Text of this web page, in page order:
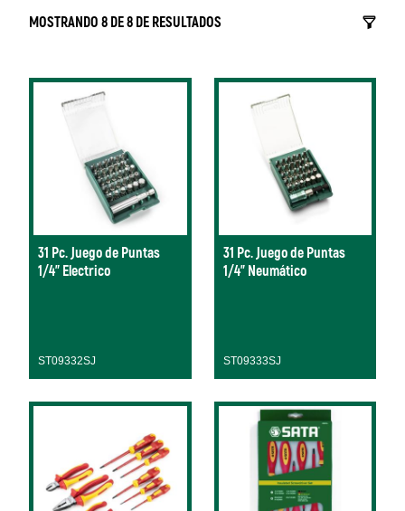
MOSTRANDO 8 DE 8 DE RESULTADOS
31 Pc. Juego de Puntas
1/4" Electrico
ST09332SJ
31 Pc. Juego de Puntas
1/4" Neumático
ST09333SJ